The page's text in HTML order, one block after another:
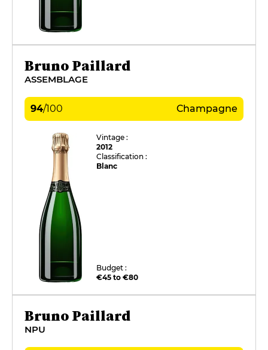
Bruno Paillard
ASSEMBLAGE
94/100 Champagne
Vintage :
2012
Classification :
Blanc
Budget :
€45 to €80
Bruno Paillard
NPU